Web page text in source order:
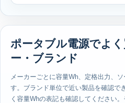
ポータブル電源でよ
ー・ブランド
メーカーごとに容量Wh、定格出力、
す。ブランド単位で近い製品を確認で
く容量Whの表記も確認してください